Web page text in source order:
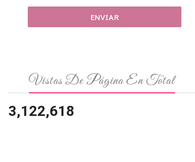
Vistas De Página En Total
3,122,618